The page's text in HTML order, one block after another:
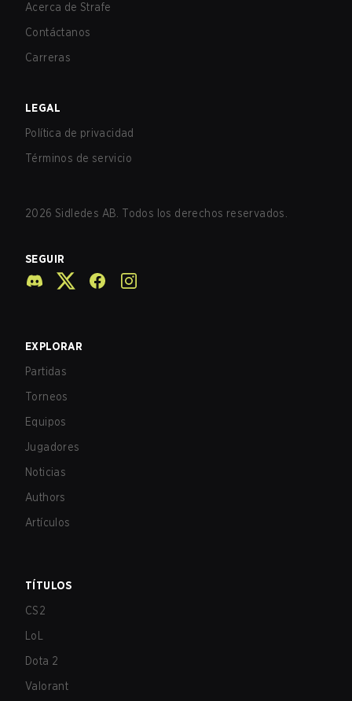
Acerca de Strafe
Contáctanos
Carreras
LEGAL
Política de privacidad
Términos de servicio
2026 Sidledes AB. Todos los derechos reservados.
SEGUIR
EXPLORAR
Partidas
Torneos
Equipos
Jugadores
Noticias
Authors
Artículos
TÍTULOS
CS2
LoL
Dota 2
Valorant